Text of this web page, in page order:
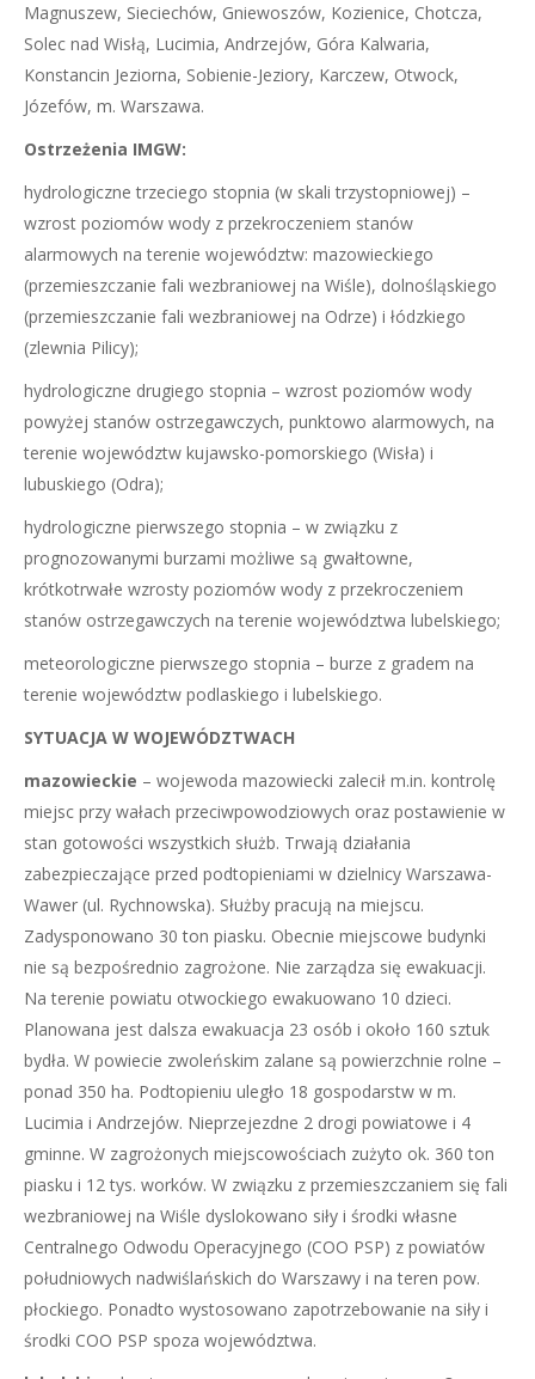
Magnuszew, Sieciechów, Gniewoszów, Kozienice, Chotcza,
Solec nad Wisłą, Lucimia, Andrzejów, Góra Kalwaria,
Konstancin Jeziorna, Sobienie-Jeziory, Karczew, Otwock,
Józefów, m. Warszawa.
Ostrzeżenia IMGW:
hydrologiczne trzeciego stopnia (w skali trzystopniowej) –
wzrost poziomów wody z przekroczeniem stanów
alarmowych na terenie województw: mazowieckiego
(przemieszczanie fali wezbraniowej na Wiśle), dolnośląskiego
(przemieszczanie fali wezbraniowej na Odrze) i łódzkiego
(zlewnia Pilicy);
hydrologiczne drugiego stopnia – wzrost poziomów wody
powyżej stanów ostrzegawczych, punktowo alarmowych, na
terenie województw kujawsko-pomorskiego (Wisła) i
lubuskiego (Odra);
hydrologiczne pierwszego stopnia – w związku z
prognozowanymi burzami możliwe są gwałtowne,
krótkotrwałe wzrosty poziomów wody z przekroczeniem
stanów ostrzegawczych na terenie województwa lubelskiego;
meteorologiczne pierwszego stopnia – burze z gradem na
terenie województw podlaskiego i lubelskiego.
SYTUACJA W WOJEWÓDZTWACH
mazowieckie – wojewoda mazowiecki zalecił m.in. kontrolę
miejsc przy wałach przeciwpowodziowych oraz postawienie w
stan gotowości wszystkich służb. Trwają działania
zabezpieczające przed podtopieniami w dzielnicy Warszawa-
Wawer (ul. Rychnowska). Służby pracują na miejscu.
Zadysponowano 30 ton piasku. Obecnie miejscowe budynki
nie są bezpośrednio zagrożone. Nie zarządza się ewakuacji.
Na terenie powiatu otwockiego ewakuowano 10 dzieci.
Planowana jest dalsza ewakuacja 23 osób i około 160 sztuk
bydła. W powiecie zwoleńskim zalane są powierzchnie rolne –
ponad 350 ha. Podtopieniu uległo 18 gospodarstw w m.
Lucimia i Andrzejów. Nieprzejezdne 2 drogi powiatowe i 4
gminne. W zagrożonych miejscowościach zużyto ok. 360 ton
piasku i 12 tys. worków. W związku z przemieszczaniem się fali
wezbraniowej na Wiśle dyslokowano siły i środki własne
Centralnego Odwodu Operacyjnego (COO PSP) z powiatów
południowych nadwiślańskich do Warszawy i na teren pow.
płockiego. Ponadto wystosowano zapotrzebowanie na siły i
środki COO PSP spoza województwa.